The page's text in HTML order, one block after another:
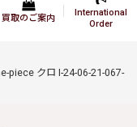
買取のご案内
International
Order
piece クロ I-24-06-21-067-